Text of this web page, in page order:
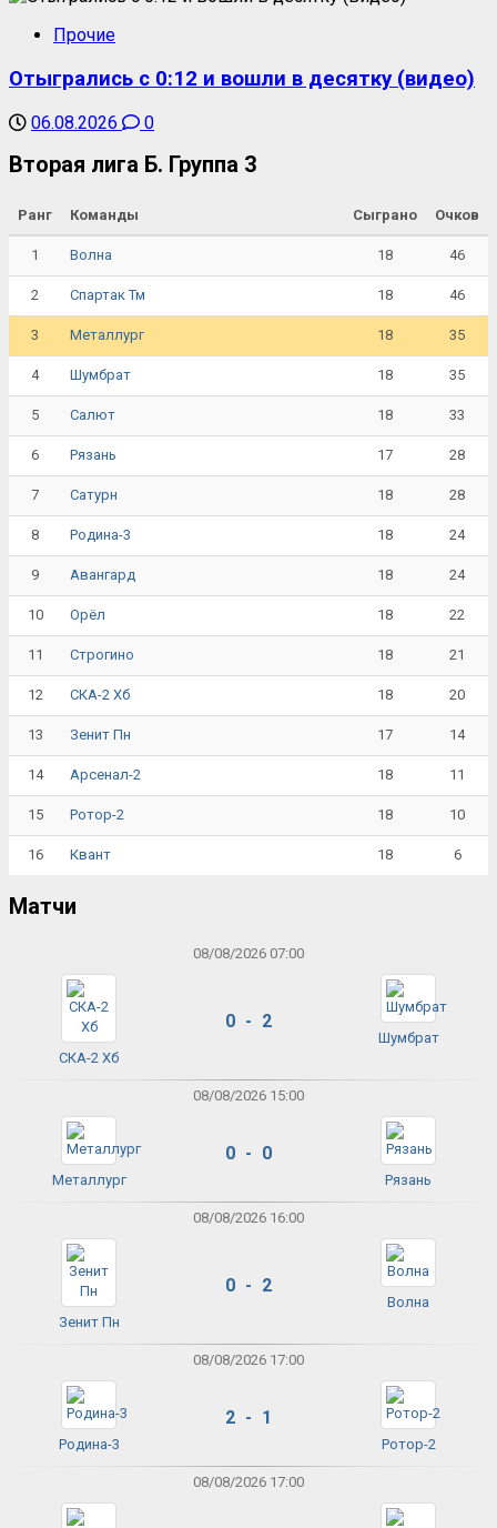
Прочие
Отыгрались с 0:12 и вошли в десятку (видео)
06.08.2026 0
Вторая лига Б. Группа 3
Ранг Команды Сыграно Очков
1 Волна 18 46
2 Спартак Тм 18 46
3 Металлург 18 35
4 Шумбрат 18 35
5 Салют 18 33
6 Рязань 17 28
7 Сатурн 18 28
8 Родина-3 18 24
9 Авангард 18 24
10 Орёл 18 22
11 Строгино 18 21
12 СКА-2 Хб 18 20
13 Зенит Пн 17 14
14 Арсенал-2 18 11
15 Ротор-2 18 10
16 Квант 18 6
Матчи
08/08/2026 07:00
СКА-2 Хб
0 - 2
Шумбрат
08/08/2026 15:00
Металлург
0 - 0
Рязань
08/08/2026 16:00
Зенит Пн
0 - 2
Волна
08/08/2026 17:00
Родина-3
2 - 1
Ротор-2
08/08/2026 17:00